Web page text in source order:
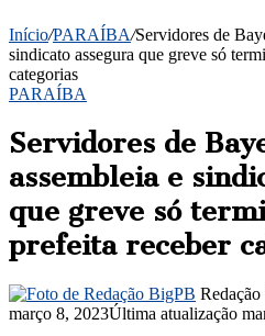
Início/PARAÍBA/Servidores de
sindicato assegura que greve só
categorias
PARAÍBA
Servidores de
assembleia e
que greve só
prefeita receber
março 8, 2023Última atualização